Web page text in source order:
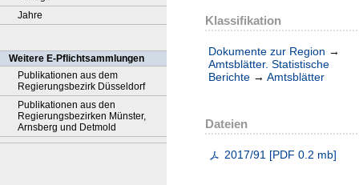
Jahre
Weitere E-Pflichtsammlungen
Publikationen aus dem
Regierungsbezirk Düsseldorf
Publikationen aus den
Regierungsbezirken Münster,
Arnsberg und Detmold
Klassifikation
Dokumente zur Region →
Amtsblätter. Statistische
Berichte → Amtsblätter
Dateien
2017/91 [PDF 0.2 mb]